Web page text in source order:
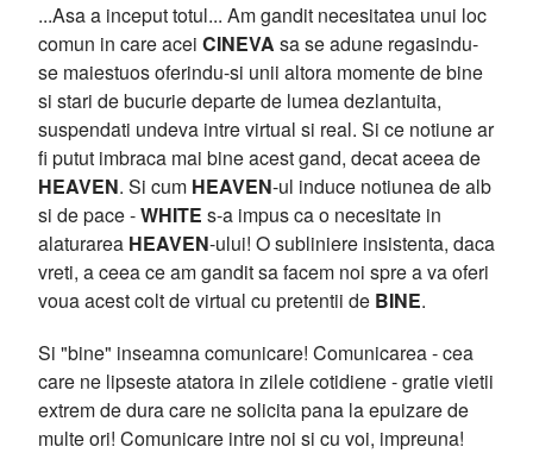
...Asa a inceput totul... Am gandit necesitatea unui loc
comun in care acei CINEVA sa se adune regasindu-
se maiestuos oferindu-si unii altora momente de bine
si stari de bucurie departe de lumea dezlantuita,
suspendati undeva intre virtual si real. Si ce notiune ar
fi putut imbraca mai bine acest gand, decat aceea de
HEAVEN. Si cum HEAVEN-ul induce notiunea de alb
si de pace -WHITE s-a impus ca o necesitate in
alaturarea HEAVEN-ului! O subliniere insistenta, daca
vreti, a ceea ce am gandit sa facem noi spre a va oferi
voua acest colt de virtual cu pretentii de BINE.
Si "bine" inseamna comunicare! Comunicarea - cea
care ne lipseste atatora in zilele cotidiene - gratie vietii
extrem de dura care ne solicita pana la epuizare de
multe ori! Comunicare intre noi si cu voi, impreuna!